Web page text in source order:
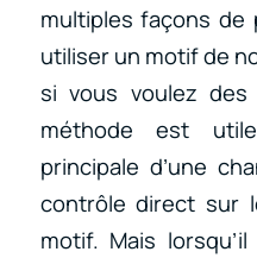
multiples façons de
utiliser un motif de
si vous voulez
méthode est
principale d’une
contrôle direct sur
motif. Mais